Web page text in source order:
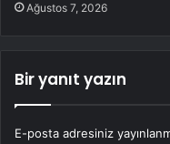
Ağustos 7, 2026
Bir yanıt yazın
E-posta adresiniz